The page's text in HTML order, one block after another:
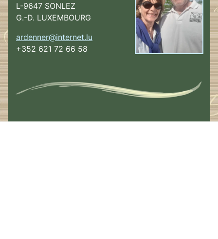
L-9647 SONLEZ
G.-D. LUXEMBOURG
ardenner@internet.lu
+352 621 72 66 58